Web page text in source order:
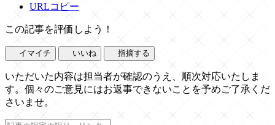
URLコピー
この記事を評価しよう！
イマイチ いいね 指摘する
いただいた内容は担当者が確認のうえ、順次対応いたしま
す。個々のご意見にはお返事できないことを予めご了承くだ
さいませ。